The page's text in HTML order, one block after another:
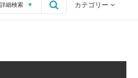
詳細検索 ▼ カテゴリー